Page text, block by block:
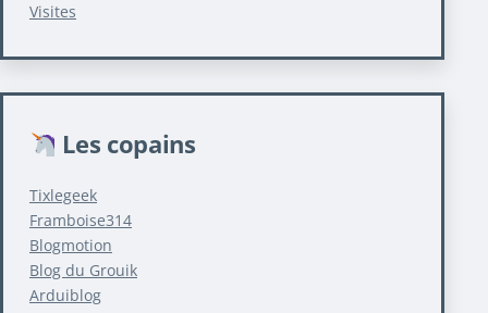
Visites
Les copains
Tixlegeek
Framboise314
Blogmotion
Blog du Grouik
Arduiblog